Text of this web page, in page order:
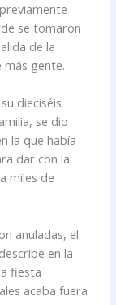
se tomaron
de la
gente.
dieciséis
se dio
la que había
dar con la
miles de
anuladas, el
en la
fiesta
acaba fuera